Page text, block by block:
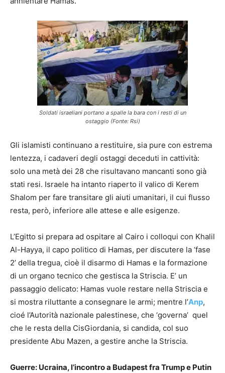
Soldati israeliani portano a spalle la bara con i resti di un
ostaggio (Fonte: Rsi)
Gli islamisti continuano a restituire, sia pure con estrema
lentezza, i cadaveri degli ostaggi deceduti in cattività:
solo una metà dei 28 che risultavano mancanti sono già
stati resi. Israele ha intanto riaperto il valico di Kerem
Shalom per fare transitare gli aiuti umanitari, il cui flusso
resta, però, inferiore alle attese e alle esigenze.
L’Egitto si prepara ad ospitare al Cairo i colloqui con Khalil
Al-Hayya, il capo politico di Hamas, per discutere la ‘fase
2’ della tregua, cioè il disarmo di Hamas e la formazione
di un organo tecnico che gestisca la Striscia. E’ un
passaggio delicato: Hamas vuole restare nella Striscia e
si mostra riluttante a consegnare le armi; mentre l’Anp,
cioé l’Autorità nazionale palestinese, che ‘governa’ quel
che le resta della CisGiordania, si candida, col suo
presidente Abu Mazen, a gestire anche la Striscia.
Guerre: Ucraina, l’incontro a Budapest fra Trump e Putin